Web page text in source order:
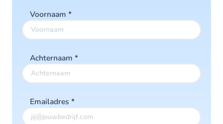
Voornaam *
Achternaam *
Emailadres *